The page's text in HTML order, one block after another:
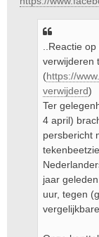
..Reactie
verwijderen
(https://
verwijderd)
Ter
4 april)
persbericht
jaar
uur, tegen